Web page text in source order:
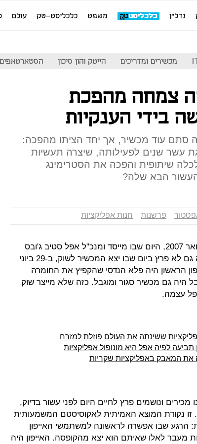
נדל"ן משפט כלכליסט-טק עולם
מכשירים ומדריכים הייטק והון סיכון הסטארטאפים
צמחה מהפכת
בידי הענקיות
סתם עוד מכשיר, אך יחד הציתו מהפכה:
עשר שנים לפעילותה, שיצרה תעשיות
שיתופית והפכה את הסטרימינג
העשור הבא שלה?
פרשנות חנות אפליקציות
עידן המובייל לא החל ב-9 בינואר 2007, היום שבו מייסד ומנכ"ל אפל סטיב ג'ובס
חשף את האייפון הראשון. הוא גם לא פרץ ביום שבו יצא המכשיר לשוק, ב-29 ביוני
הראשון היה פלא הנדסי שהקפיץ את החומרה
היה גם מכשיר סגור ומוגבל. כזה שלא מייצר שוק
עצמה.
לפיה אפל היא מונופול אפליקציות
המאבק באפליקציות שקריות
מכירים ונושמים פרץ לחיים היום לפני עשור בדיוק,
נקודת המוצא האמיתית לאקוסיסטם המשמעותית
הרגע שבו אפשרה לראשונה למשתמשי האייפון
מעבר לאלו שאיתם הוא יצא מהקופסה. האייפון היה